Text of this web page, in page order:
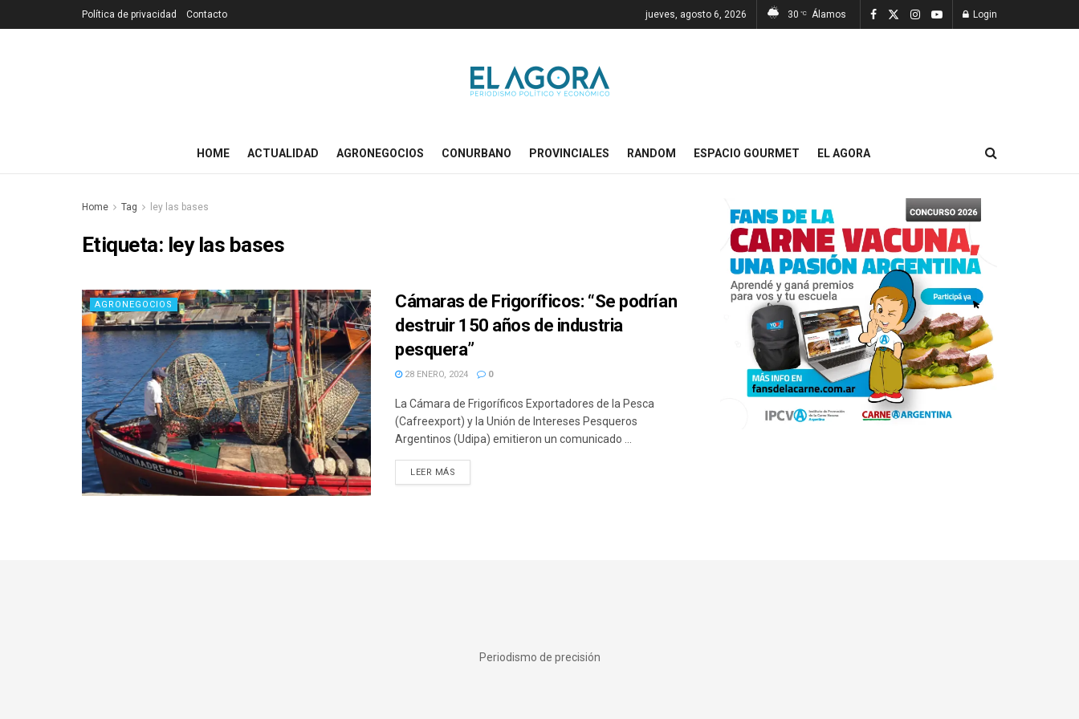
Política de privacidad Contacto jueves, agosto 6, 2026 30 °C Álamos Login
HOME ACTUALIDAD AGRONEGOCIOS CONURBANO PROVINCIALES RANDOM ESPACIO GOURMET EL AGORA
Home Tag ley las bases
Etiqueta: ley las bases
AGRONEGOCIOS
Cámaras de Frigoríficos: “Se podrían
destruir 150 años de industria
pesquera”
28 ENERO, 2024 0
La Cámara de Frigoríficos Exportadores de la Pesca
(Cafreexport) y la Unión de Intereses Pesqueros
Argentinos (Udipa) emitieron un comunicado ...
LEER MÁS
Periodismo de precisión